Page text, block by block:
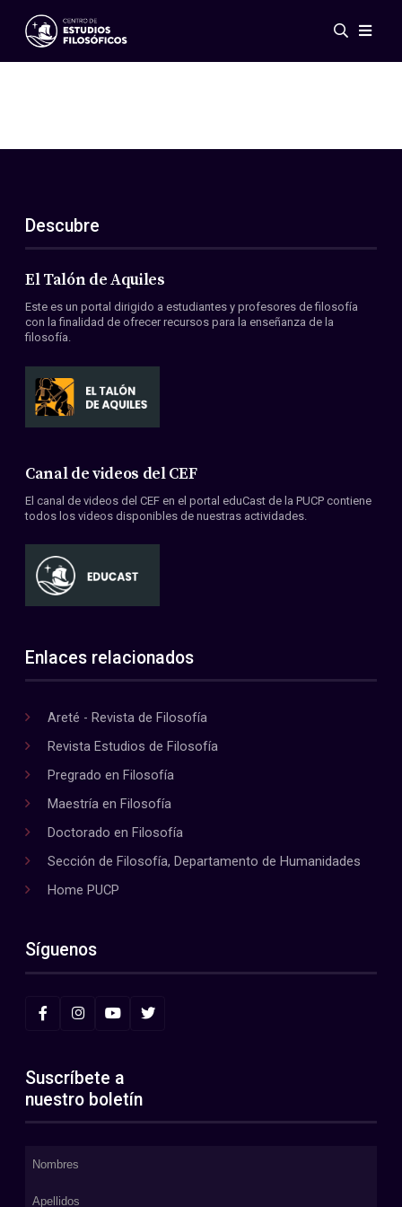
Eventos
ES
EN
Acerca de nosotros
Miembros
Convenios
Descubre
El Talón de Aquiles
Este es un portal dirigido a estudiantes y profesores de filosofía
con la finalidad de ofrecer recursos para la enseñanza de la
filosofía.
Canal de videos del CEF
El canal de videos del CEF en el portal eduCast de la PUCP contiene
todos los videos disponibles de nuestras actividades.
Enlaces relacionados
Areté - Revista de Filosofía
Revista Estudios de Filosofía
Pregrado en Filosofía
Maestría en Filosofía
Doctorado en Filosofía
Sección de Filosofía, Departamento de Humanidades
Home PUCP
Síguenos
Suscríbete a
nuestro boletín